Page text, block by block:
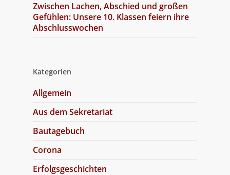
Zwischen Lachen, Abschied und großen
Gefühlen: Unsere 10. Klassen feiern ihre
Abschlusswochen
Kategorien
Allgemein
Aus dem Sekretariat
Bautagebuch
Corona
Erfolgsgeschichten